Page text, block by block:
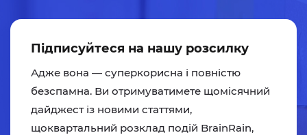
Підписуйтеся на нашу розсилку
Адже вона — суперкорисна і повністю
безспамна. Ви отримуватимете щомісячний
дайджест із новими статтями,
щоквартальний розклад подій BrainRain,